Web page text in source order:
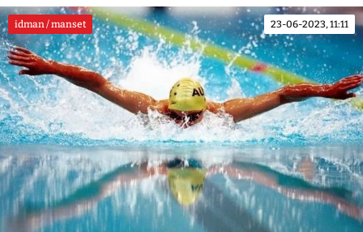
idman / manset 23-06-2023, 11:11